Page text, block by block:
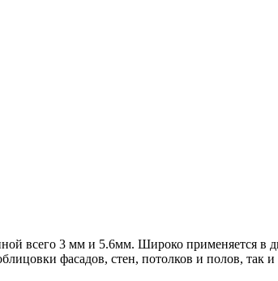
всего 3 мм и 5.6мм. Широко применяется в
фасадов, стен, потолков и полов, так